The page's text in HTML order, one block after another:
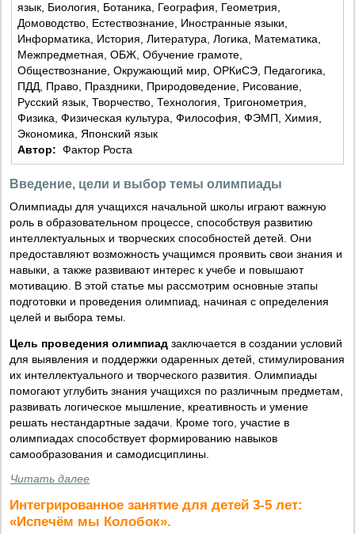
язык, Биология, Ботаника, География, Геометрия,
Домоводство, Естествознание, Иностранные языки,
Информатика, История, Литература, Логика, Математика,
Межпредметная, ОБЖ, Обучение грамоте,
Обществознание, Окружающий мир, ОРКиСЭ, Педагогика,
ПДД, Право, Праздники, Природоведение, Рисование,
Русский язык, Творчество, Технология, Тригонометрия,
Физика, Физическая культура, Философия, ФЭМП, Химия,
Экономика, Японский язык
Автор: Фактор Роста
Введение, цели и выбор темы олимпиады
Олимпиады для учащихся начальной школы играют важную
роль в образовательном процессе, способствуя развитию
интеллектуальных и творческих способностей детей. Они
предоставляют возможность учащимся проявить свои знания и
навыки, а также развивают интерес к учебе и повышают
мотивацию. В этой статье мы рассмотрим основные этапы
подготовки и проведения олимпиад, начиная с определения
целей и выбора темы.
Цель проведения олимпиад заключается в создании условий
для выявления и поддержки одаренных детей, стимулирования
их интеллектуального и творческого развития. Олимпиады
помогают углубить знания учащихся по различным предметам,
развивать логическое мышление, креативность и умение
решать нестандартные задачи. Кроме того, участие в
олимпиадах способствует формированию навыков
самообразования и самодисциплины.
Читать далее
Интегрированное занятие для детей 3-5 лет:
«Испечём мы Колобок».